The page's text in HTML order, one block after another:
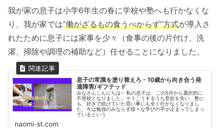
我が家の息子は小学6年生の春に学校や塾へも行かなくな
り、我が家では“働がざるもの食うべからず”方式が導入さ
れたために息子には家事を少々（食事の後の片付け、洗
濯、掃除や調理の補助など）任せることになりました。
息子の常識を塗り替えろ - 10歳から向き合う発
達障害/ギフテッド
みなさんこんにちは✨ 私の息子は、この5月から選択的に
不登校となりました。そうこうするうち意欲を失い、塾に
も、好きで続けていた習い事にも全く行かなくなりまし
た。今は勉強のみならず様々な学びの手が止まってしまっ
ているという
naomi-st.com